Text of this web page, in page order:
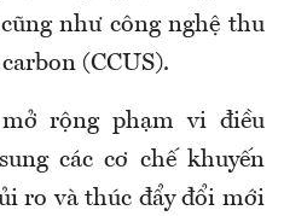
như công nghệ thu
(CCUS).
rộng phạm vi điều
các cơ chế khuyến
ro và thúc đẩy đổi mới